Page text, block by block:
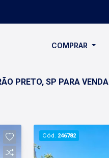
COMPRAR
PRETO, SP PARA VENDA
Cód. 246782